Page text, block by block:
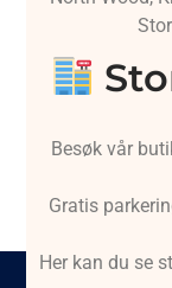
Besøk vår
Gratis
Her kan du se